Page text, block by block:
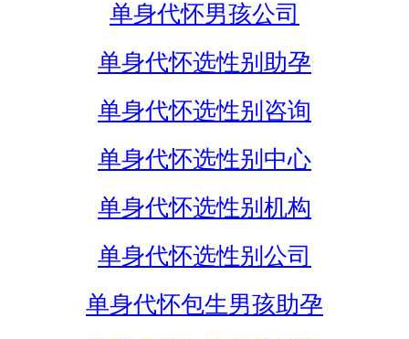
单身代怀男孩公司
单身代怀选性别助孕
单身代怀选性别咨询
单身代怀选性别中心
单身代怀选性别机构
单身代怀选性别公司
单身代怀包生男孩助孕